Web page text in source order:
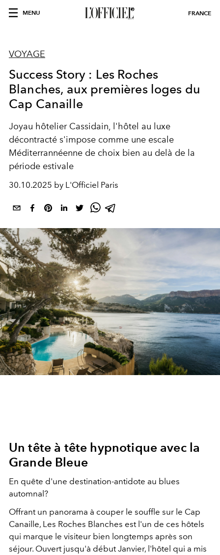
MENU FRANCE
VOYAGE
Success Story : Les Roches
Blanches, aux premières loges du
Cap Canaille
Joyau hôtelier Cassidain, l'hôtel au luxe
décontracté s'impose comme une escale
Méditerrannéenne de choix bien au delà de la
période estivale
30.10.2025 by L'Officiel Paris
Un tête à tête hypnotique avec la
Grande Bleue
En quête d'une destination-antidote au blues
automnal?
Offrant un panorama à couper le souffle sur le Cap
Canaille, Les Roches Blanches est l'un de ces hôtels
qui marque le visiteur bien longtemps après son
séjour. Ouvert jusqu'à début Janvier, l'hôtel qui a mis